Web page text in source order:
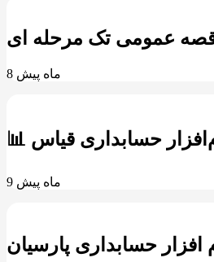
عمومی تک مرحله ای
8 ماه پیش
حسابداری قیاس
9 ماه پیش
حسابداری پارسیان